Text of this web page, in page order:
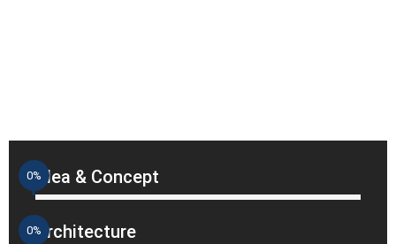
Idea & Concept
0%
Architecture
0%